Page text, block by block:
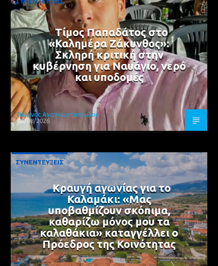
Τίμος Παπαδάτος στο
«Καλημέρα Ζάκυνθος»:
Σκληρή κριτική στην
κυβέρνηση για Ναυάγιο, νερό
και υποδομές
Γιώργος Αναγνωστόπουλος
06/08/2026
ΣΥΝΕΝΤΕΥΞΕΙΣ
Κραυγή αγωνίας για το
Καλαμάκι: «Μας
υποβαθμίζουν σκόπιμα,
καθαρίζω μόνος μου τα
καλαθάκια» καταγγέλλει ο
Πρόεδρος της Κοινότητας